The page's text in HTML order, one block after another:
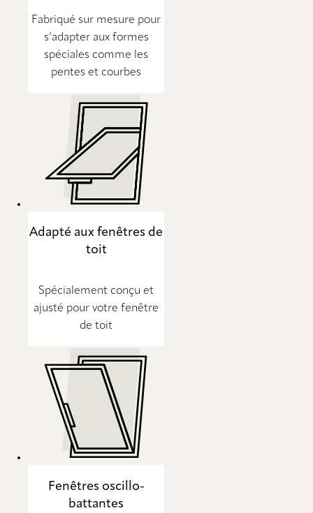
Fabriqué sur mesure pour
s’adapter aux formes
spéciales comme les
pentes et courbes
Adapté aux fenêtres de
toit
Spécialement conçu et
ajusté pour votre fenêtre
de toit
Fenêtres oscillo-
battantes